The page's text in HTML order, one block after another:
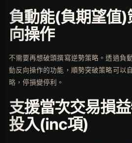
負動能(負期望值)
向操作
不需要再想破頭撰寫逆勢策略。透過負
動反向操作的功能，順勢突破策略可以
略，停損變停利。
支援當次交易損
投入(inc項)